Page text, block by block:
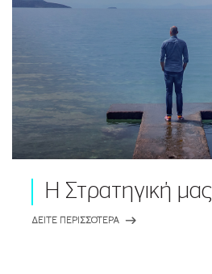
Η Στρατηγική μας
ΔΕΙΤΕ ΠΕΡΙΣΣΟΤΕΡΑ